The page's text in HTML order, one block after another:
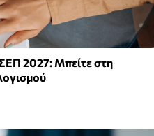
2027: Μπείτε στη